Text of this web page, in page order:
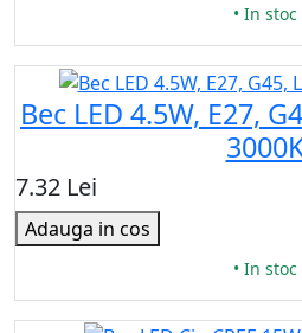
• In stoc
Bec LED 4.5W, E27,
7.32 Lei
Adauga in cos
• In stoc